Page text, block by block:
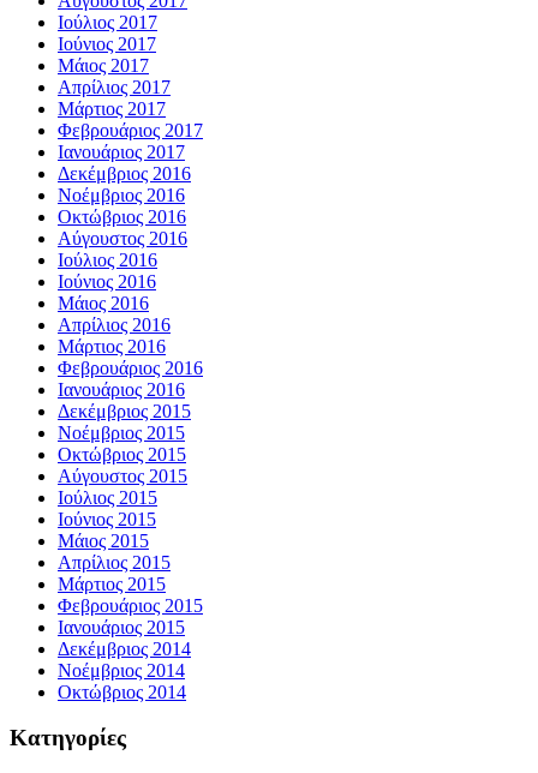
Ιούλιος 2017
Ιούνιος 2017
Μάιος 2017
Απρίλιος 2017
Μάρτιος 2017
Φεβρουάριος 2017
Ιανουάριος 2017
Δεκέμβριος 2016
Νοέμβριος 2016
Οκτώβριος 2016
Αύγουστος 2016
Ιούλιος 2016
Ιούνιος 2016
Μάιος 2016
Απρίλιος 2016
Μάρτιος 2016
Φεβρουάριος 2016
Ιανουάριος 2016
Δεκέμβριος 2015
Νοέμβριος 2015
Οκτώβριος 2015
Αύγουστος 2015
Ιούλιος 2015
Ιούνιος 2015
Μάιος 2015
Απρίλιος 2015
Μάρτιος 2015
Φεβρουάριος 2015
Ιανουάριος 2015
Δεκέμβριος 2014
Νοέμβριος 2014
Οκτώβριος 2014
Kατηγορίες